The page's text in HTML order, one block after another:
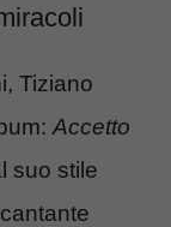
Tiziano
Accetto
suo stile